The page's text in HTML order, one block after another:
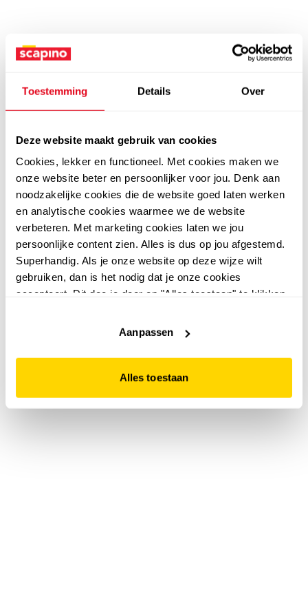
Toestemming Details Over
Deze website maakt gebruik van cookies
Cookies, lekker en functioneel. Met cookies maken we
onze website beter en persoonlijker voor jou. Denk aan
noodzakelijke cookies die de website goed laten werken
en analytische cookies waarmee we de website
verbeteren. Met marketing cookies laten we jou
persoonlijke content zien. Alles is dus op jou afgestemd.
Superhandig. Als je onze website op deze wijze wilt
gebruiken, dan is het nodig dat je onze cookies
accepteert. Dit doe je door op "Alles toestaan" te klikken.
website niet optimaal functioneert.
Aanpassen
Alles toestaan